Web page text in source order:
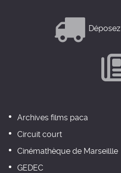
Déposez
Archives films paca
Circuit court
Cinémathèque de Marseillle
GEDEC